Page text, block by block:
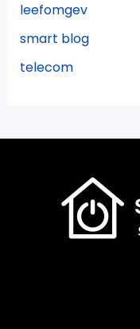
leefomgev
smart blog
telecom